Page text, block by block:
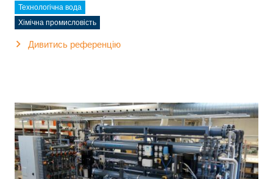
Технологічна вода
Хімічна промисловість
Дивитись референцію